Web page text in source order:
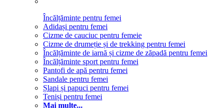
Încălțăminte pentru femei
Adidași pentru femei
Cizme de cauciuc pentru femeie
Cizme de drumeție și de trekking pentru femei
Încălțăminte de iarnă și cizme de zăpadă pentru femei
Încălțăminte sport pentru femei
Pantofi de apă pentru femei
Sandale pentru femei
Șlapi și papuci pentru femei
Teniși pentru femei
Mai multe...